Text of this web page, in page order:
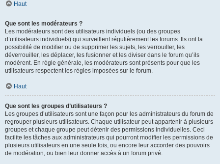
Haut
Que sont les modérateurs ?
Les modérateurs sont des utilisateurs individuels (ou des groupes
d’utilisateurs individuels) qui surveillent régulièrement les forums. Ils ont la
possibilité de modifier ou de supprimer les sujets, les verrouiller, les
déverrouiller, les déplacer, les fusionner et les diviser dans le forum qu’ils
modèrent. En règle générale, les modérateurs sont présents pour que les
utilisateurs respectent les règles imposées sur le forum.
Haut
Que sont les groupes d’utilisateurs ?
Les groupes d’utilisateurs sont une façon pour les administrateurs du forum de
regrouper plusieurs utilisateurs. Chaque utilisateur peut appartenir à plusieurs
groupes et chaque groupe peut détenir des permissions individuelles. Ceci
facilite les tâches aux administrateurs qui pourront modifier les permissions de
plusieurs utilisateurs en une seule fois, ou encore leur accorder des pouvoirs
de modération, ou bien leur donner accès à un forum privé.